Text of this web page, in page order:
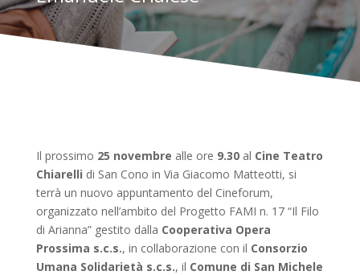
Il prossimo 25 novembre alle ore 9.30al Cine Teatro
Chiarelli di San Cono in Via Giacomo Matteotti, si
terrà un nuovo appuntamento del Cineforum,
organizzato nell’ambito del Progetto FAMI n. 17 “Il Filo
di Arianna” gestito dalla Cooperativa Opera
Prossima s.c.s., in collaborazione con il Consorzio
Umana Solidarietà s.c.s., il Comune di San Michele